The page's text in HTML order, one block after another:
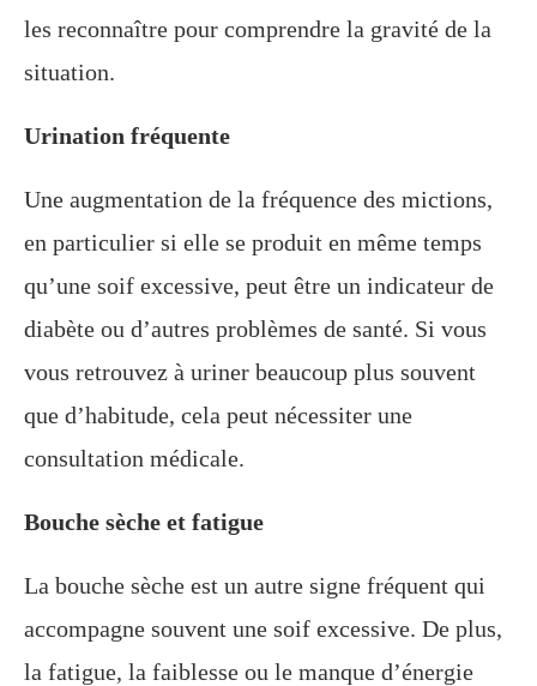
les reconnaître pour comprendre la gravité de la
situation.
Urination fréquente
Une augmentation de la fréquence des mictions,
en particulier si elle se produit en même temps
qu’une soif excessive, peut être un indicateur de
diabète ou d’autres problèmes de santé. Si vous
vous retrouvez à uriner beaucoup plus souvent
que d’habitude, cela peut nécessiter une
consultation médicale.
Bouche sèche et fatigue
La bouche sèche est un autre signe fréquent qui
accompagne souvent une soif excessive. De plus,
la fatigue, la faiblesse ou le manque d’énergie